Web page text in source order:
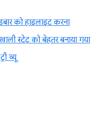
को हाइलाइट करना
स्टेट को बेहतर बनाया गया
व्यू